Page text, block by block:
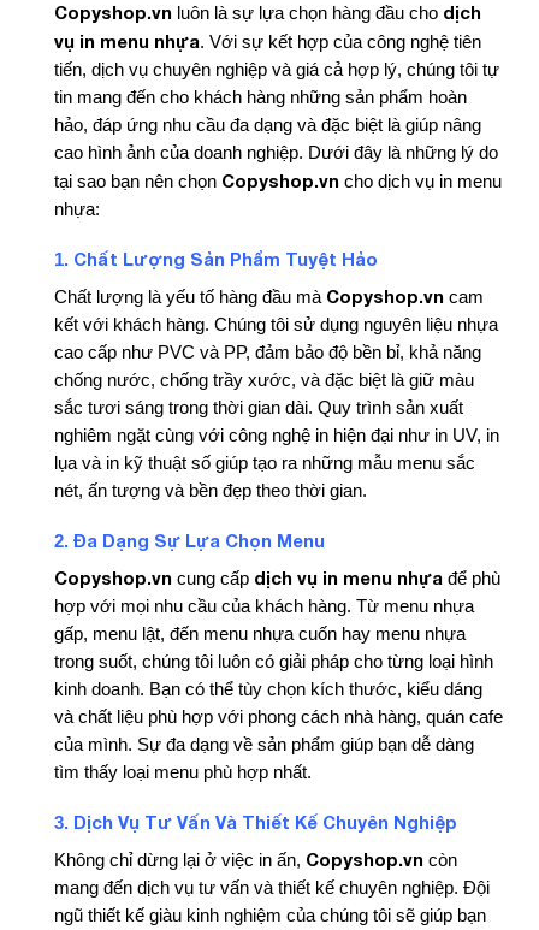
Copyshop.vn luôn là sự lựa chọn hàng đầu cho dịch
vụ in menu nhựa. Với sự kết hợp của công nghệ tiên
tiến, dịch vụ chuyên nghiệp và giá cả hợp lý, chúng tôi tự
tin mang đến cho khách hàng những sản phẩm hoàn
hảo, đáp ứng nhu cầu đa dạng và đặc biệt là giúp nâng
cao hình ảnh của doanh nghiệp. Dưới đây là những lý do
tại sao bạn nên chọn Copyshop.vn cho dịch vụ in menu
nhựa:
1. Chất Lượng Sản Phẩm Tuyệt Hảo
Chất lượng là yếu tố hàng đầu mà Copyshop.vn cam
kết với khách hàng. Chúng tôi sử dụng nguyên liệu nhựa
cao cấp như PVC và PP, đảm bảo độ bền bỉ, khả năng
chống nước, chống trầy xước, và đặc biệt là giữ màu
sắc tươi sáng trong thời gian dài. Quy trình sản xuất
nghiêm ngặt cùng với công nghệ in hiện đại như in UV, in
lụa và in kỹ thuật số giúp tạo ra những mẫu menu sắc
nét, ấn tượng và bền đẹp theo thời gian.
2. Đa Dạng Sự Lựa Chọn Menu
Copyshop.vn cung cấp dịch vụ in menu nhựa để phù
hợp với mọi nhu cầu của khách hàng. Từ menu nhựa
gấp, menu lật, đến menu nhựa cuốn hay menu nhựa
trong suốt, chúng tôi luôn có giải pháp cho từng loại hình
kinh doanh. Bạn có thể tùy chọn kích thước, kiểu dáng
và chất liệu phù hợp với phong cách nhà hàng, quán cafe
của mình. Sự đa dạng về sản phẩm giúp bạn dễ dàng
tìm thấy loại menu phù hợp nhất.
3. Dịch Vụ Tư Vấn Và Thiết Kế Chuyên Nghiệp
Không chỉ dừng lại ở việc in ấn, Copyshop.vn còn
mang đến dịch vụ tư vấn và thiết kế chuyên nghiệp. Đội
ngũ thiết kế giàu kinh nghiệm của chúng tôi sẽ giúp bạn